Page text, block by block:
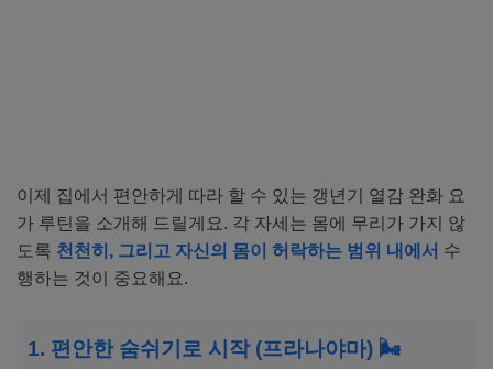
이제 집에서 편안하게 따라 할 수 있는 갱년기 열감 완화 요
가 루틴을 소개해 드릴게요. 각 자세는 몸에 무리가 가지 않
도록 천천히, 그리고 자신의 몸이 허락하는 범위 내에서 수
행하는 것이 중요해요.
1. 편안한 숨쉬기로 시작 (프라나야마) 🌬️